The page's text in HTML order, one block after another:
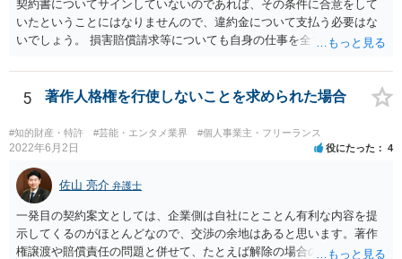
か等を考慮の上，個別具体的に判断される」という指摘もなされてい
るので、ご事案に応じ、挙げられている事情を具体的に検討して行く
必要があります。 なお、退所等で事務所側と揉めるようであれば、弁
護士に直接相談・依頼し、事務所側と交渉にあたってもらう方法もあ
るかと思います。 （参考）「⼈材分野における公正取引委員会の取
組」（令和元年９月２５日 公正取引委員会）６頁 https://www.jftc.g
契約書についてサインしていないのであれば、その条件に合意をして
いたということにはなりませんので、違約金について支払う必要はな
いでしょう。 損害賠償請求等についても自身の仕事を全て処理してか
5 著作人格権を行使しないことを求められた場合
#知的財産・特許 #芸能・エンタメ業界 #個人事業主・フリーランス
2022年6月2日 役にたった 4
佐山 亮介 弁護士
一発目の契約案文としては、企業側は自社にとことん有利な内容を提
示してくるのがほとんどなので、交渉の余地はあると思います。著作
権譲渡や賠償責任の問題と併せて、たとえば解除の場合のクリエータ